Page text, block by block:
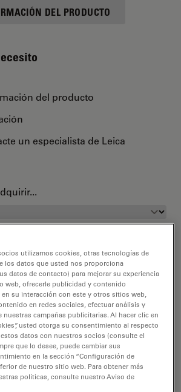
DEL PRODUCTO
del producto
un especialista de Leica
opcional
utilizamos cookies, otras tecnologías de
los datos que usted nos proporciona
datos de contacto) para mejorar su experiencia
web, ofrecerle publicidad y contenido
su interacción con este y otros sitios web,
en redes sociales, efectuar análisis y
nuestras campañas publicitarias. Al hacer clic en
usted otorga su consentimiento al respecto
datos con nuestros socios (consulte el
que lo desee, puede cambiar sus
en la sección “Configuración de
de nuestro sitio web. Para obtener más
políticas, consulte nuestro Aviso de